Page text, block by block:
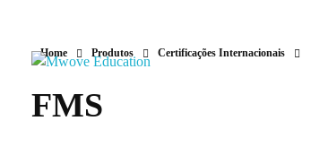
Mwove Education
Home Produtos Certificações Internacionais
FMS